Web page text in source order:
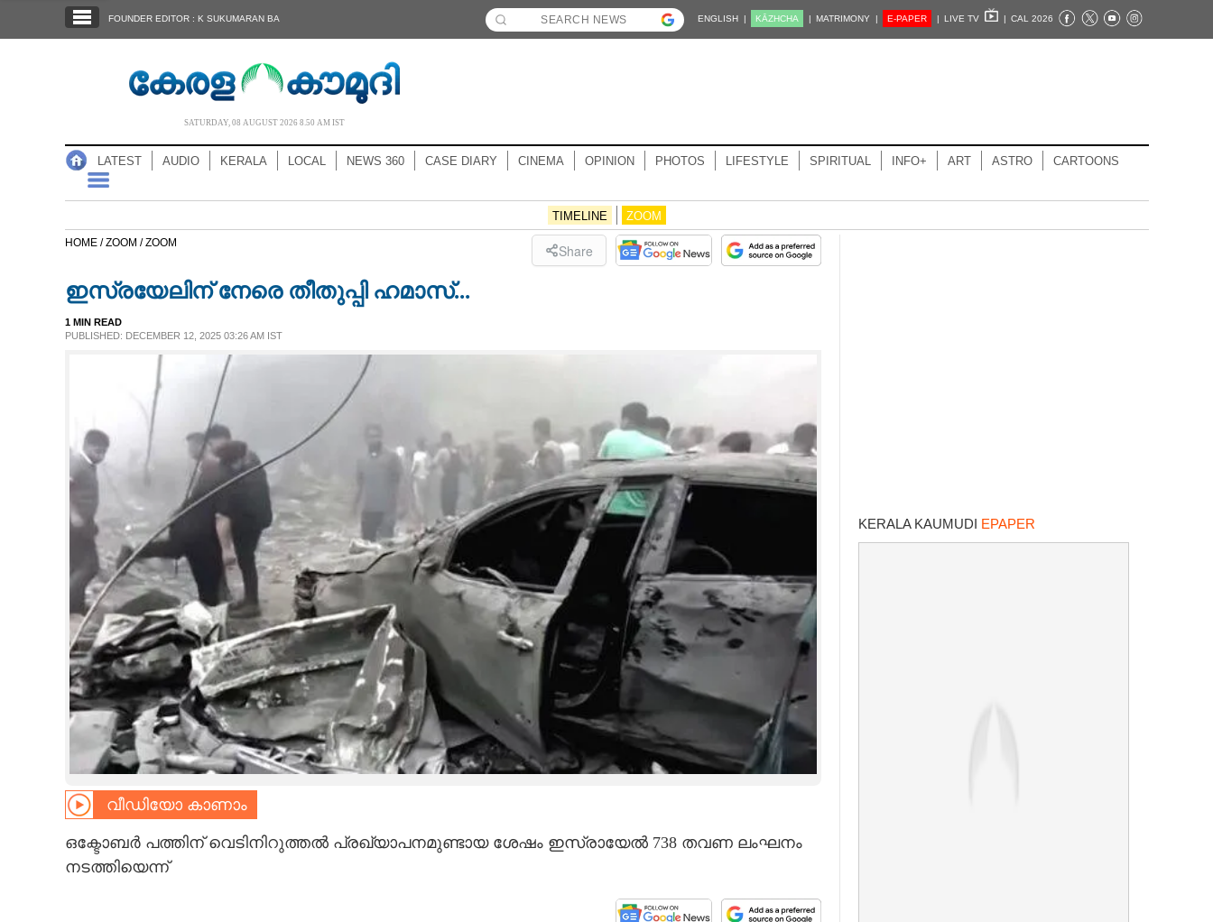
NOTIFIED NEWS
LIFESTYLE
CARTOONS
FOUNDER EDITOR : K SUKUMARAN BA ENGLISH | KĀZHCHA | MATRIMONY | E-PAPER | LIVE TV | CAL 2026
SATURDAY, 08 AUGUST 2026 8.50 AM IST
LATEST AUDIO KERALA LOCAL NEWS 360 CASE DIARY CINEMA OPINION PHOTOS LIFESTYLE SPIRITUAL INFO+ ART ASTRO CARTOONS
TIMELINE ZOOM
HOME /ZOOM /ZOOM Share
ഇസ്രയേലിന് നേരെ തീതുപ്പി ഹമാസ്...
1 MIN READ
PUBLISHED: DECEMBER 12, 2025 03:26 AM IST
വീഡിയോ കാണാം
ഒക്ടോബർ പത്തിന് വെടിനിറുത്തൽ പ്രഖ്യാപനമുണ്ടായ ശേഷം ഇസ്രായേൽ 738 തവണ ലംഘനം
നടത്തിയെന്ന്
KERALA KAUMUDI EPAPER